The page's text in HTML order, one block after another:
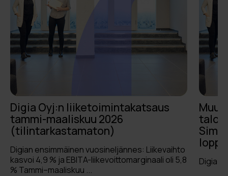
Digia Oyj:n liiketoimintakatsaus
tammi-maaliskuu 2026
(tilintarkastamaton)
Digian ensimmäinen vuosineljännes: Liikevaihto
kasvoi 4,9 % ja EBITA-liikevoittomarginaali oli 5,8
% Tammi–maaliskuu ...
Digia